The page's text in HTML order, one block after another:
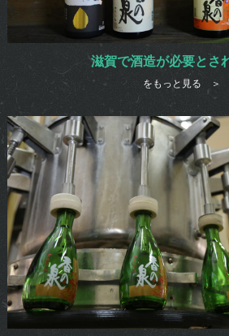
滋賀で酒造が必要とさ
をもっと見る ＞